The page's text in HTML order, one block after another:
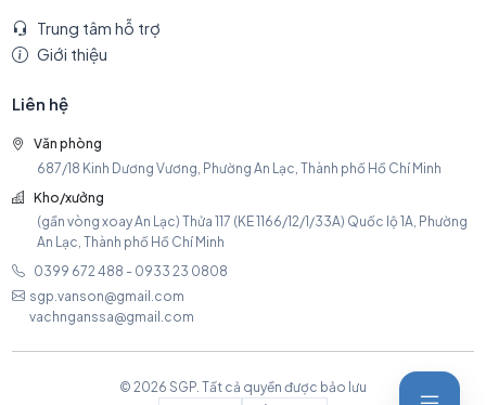
Trung tâm hỗ trợ
Giới thiệu
Liên hệ
Văn phòng
687/18 Kinh Dương Vương, Phường An Lạc, Thành phố Hồ Chí Minh
Kho/xưởng
(gần vòng xoay An Lạc) Thửa 117 (KE 1166/12/1/33A) Quốc lộ 1A, Phường
An Lạc, Thành phố Hồ Chí Minh
0399 672 488 - 0933 23 0808
sgp.vanson@gmail.com
vachnganssa@gmail.com
© 2026 SGP. Tất cả quyền được bảo lưu